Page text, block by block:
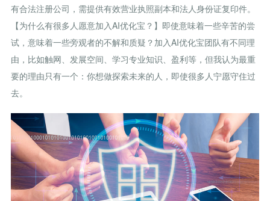
有合法注册公司，需提供有效营业执照副本和法人身份证复印件。
【为什么有很多人愿意加入AI优化宝？】即使意味着一些辛苦的尝
试，意味着一些旁观者的不解和质疑？加入AI优化宝团队有不同理
由，比如触网、发展空间、学习专业知识、盈利等，但我认为最重
要的理由只有一个：你想做探索未来的人，即使很多人宁愿守住过
去。